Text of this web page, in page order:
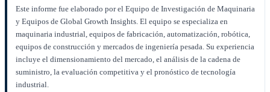
Este informe fue elaborado por el Equipo de Investigación de Maquinaria
y Equipos de Global Growth Insights. El equipo se especializa en
maquinaria industrial, equipos de fabricación, automatización, robótica,
equipos de construcción y mercados de ingeniería pesada. Su experiencia
incluye el dimensionamiento del mercado, el análisis de la cadena de
suministro, la evaluación competitiva y el pronóstico de tecnología
industrial.